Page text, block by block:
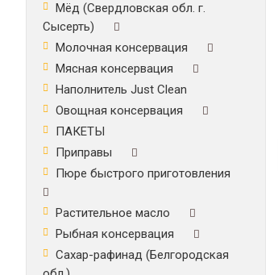
Мёд (Свердловская обл. г.
Сысерть)
Молочная консервация
Мясная консервация
Наполнитель Just Clean
Овощная консервация
ПАКЕТЫ
Приправы
Пюре быстрого приготовления
Растительное масло
Рыбная консервация
Сахар-рафинад (Белгородская